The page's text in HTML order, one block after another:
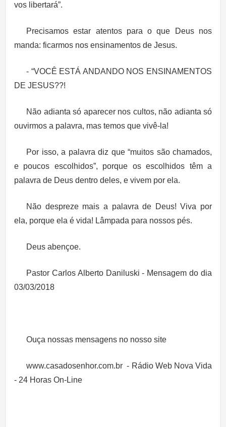
vos libertará”.
Precisamos estar atentos para o que Deus nos
manda: ficarmos nos ensinamentos de Jesus.
- “VOCÊ ESTÁ ANDANDO NOS ENSINAMENTOS
DE JESUS??!
Não adianta só aparecer nos cultos, não adianta só
ouvirmos a palavra, mas temos que vivê-la!
Por isso, a palavra diz que “muitos são chamados,
e poucos escolhidos”, porque os escolhidos têm a
palavra de Deus dentro deles, e vivem por ela.
Não despreze mais a palavra de Deus! Viva por
ela, porque ela é vida! Lâmpada para nossos pés.
Deus abençoe.
Pastor Carlos Alberto Daniluski - Mensagem do dia
03/03/2018
Ouça nossas mensagens no nosso site
www.casadosenhor.com.br - Rádio Web Nova Vida
- 24 Horas On-Line